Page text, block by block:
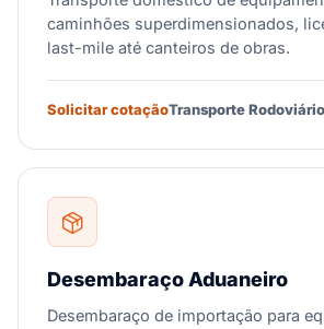
caminhões superdimensionados,
last-mile até canteiros de obras.
Solicitar cotaçãoTransporte
Desembaraço Aduaneiro
Desembaraço de importação para